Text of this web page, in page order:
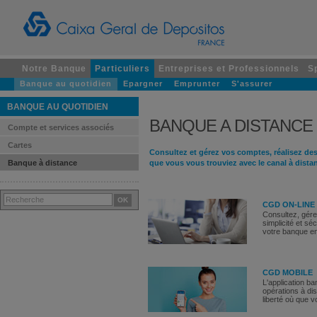
Notre Banque Particuliers Entreprises et Professionnels
Banque au quotidien Epargner Emprunter S'assurer
BANQUE A DISTANCE
Consultez et gérez vos comptes, réalisez
que vous vous trouviez avec le canal à
CGD ON-LINE
Consultez,
simplicité et
votre banque
CGD MOBILE
L'application
opérations à
liberté où que
BANQUE AU QUOTIDIEN
Compte et services associés
Cartes
Banque à distance